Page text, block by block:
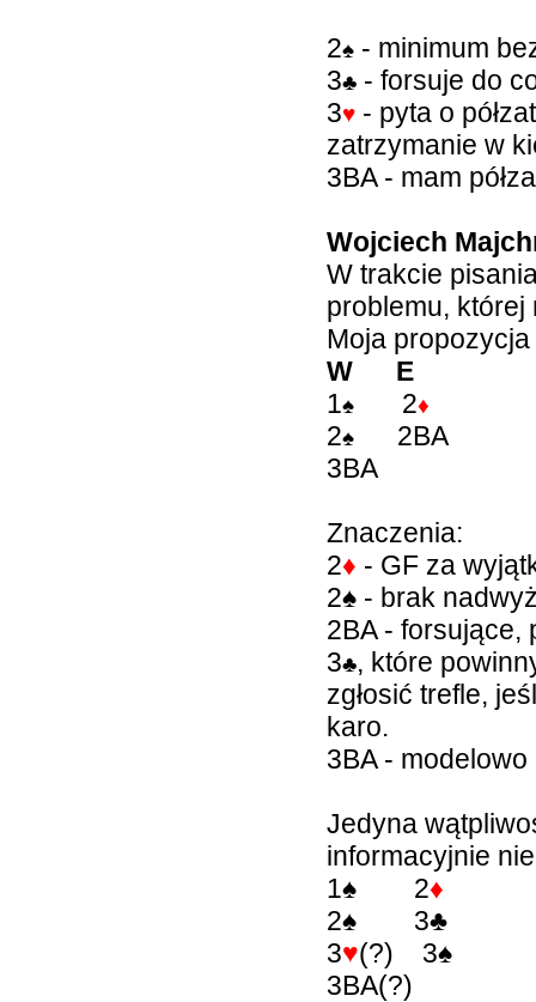
2♠ - minimum
3♣ - forsuje do
3♥ - pyta o
zatrzymanie w
3BA - mam
Wojciech
W trakcie
problemu, której
Moja
W E
1♠ 2♦
2♠ 2BA
3BA
Znaczenia:
2♦ - GF za
2♠ - brak
2BA - forsujące,
3♣, które
zgłosić trefle,
karo.
3BA -
Jedyna
informacyjnie
1♠ 2♦
2♠ 3♣
3♥(?) 3♠
3BA(?)